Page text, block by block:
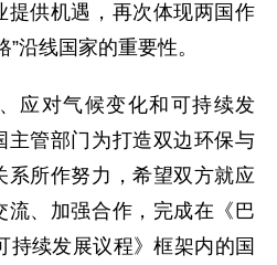
提供机遇，再次体现两国作
沿线国家的重要性。
对气候变化和可持续发
主管部门为打造双边环保与
系所作努力，希望双方就应
流、加强合作，完成在《巴
持续发展议程》框架内的国